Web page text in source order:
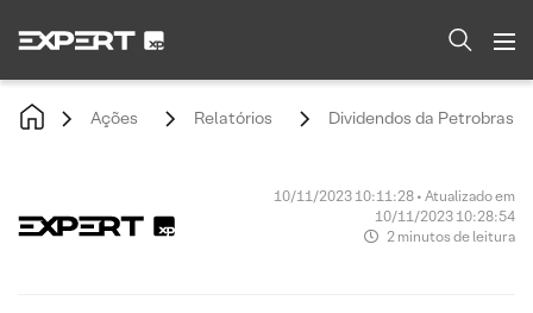
Ações Relatórios Dividendos da Petrobras
10/11/2023 10:11:28 • Atualizado em
10/11/2023 10:28:54
2 minutos de leitura